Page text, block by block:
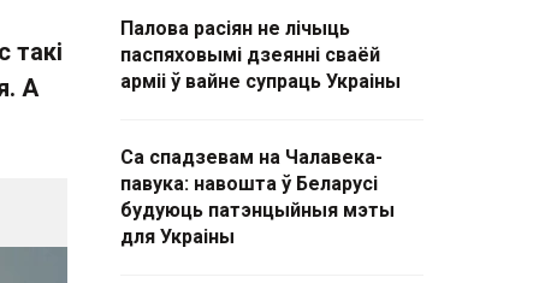
такі
А
Палова расіян не лічыць
паспяховымі дзеянні сваёй
арміі ў вайне супраць Украіны
Са спадзевам на Чалавека-
павука: навошта ў Беларусі
будуюць патэнцыйныя мэты
для Украіны